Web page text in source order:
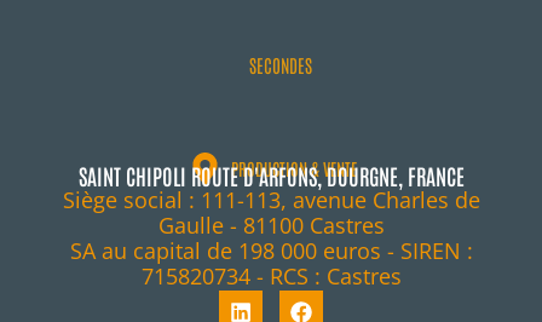
SECONDES
PRODUCTION & VENTE
SAINT CHIPOLI ROUTE D'ARFONS, DOURGNE, FRANCE
Siège social : 111-113, avenue Charles de
Gaulle - 81100 Castres
SA au capital de 198 000 euros - SIREN :
715820734 - RCS : Castres